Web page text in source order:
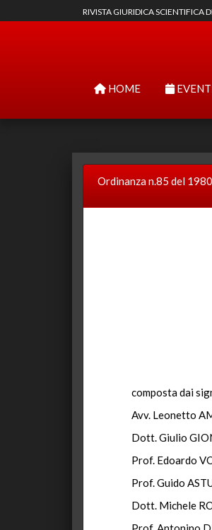
RIVISTA GIURIDICA SCIENTIFICA DI
HOME
Ordinanza n.85 del 1980
composta dai
Avv. Leonetto
Dott. Giulio
Prof. Edoardo
Prof. Guido
Dott. Michele